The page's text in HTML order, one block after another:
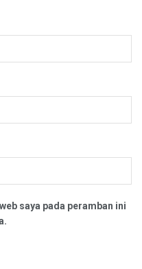
saya pada peramban ini